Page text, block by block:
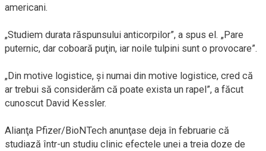
americani.
„Studiem durata răspunsului anticorpilor”, a spus el. „Pare
puternic, dar coboară puţin, iar noile tulpini sunt o provocare”.
„Din motive logistice, şi numai din motive logistice, cred că
ar trebui să considerăm că poate exista un rapel”, a făcut
cunoscut David Kessler.
Alianţa Pfizer/BioNTech anunţase deja în februarie că
studiază într-un studiu clinic efectele unei a treia doze de